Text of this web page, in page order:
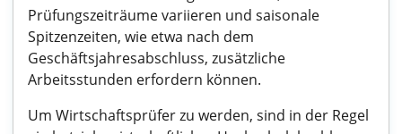
Prüfungszeiträume variieren und saisonale
Spitzenzeiten, wie etwa nach dem
Geschäftsjahresabschluss, zusätzliche
Arbeitsstunden erfordern können.
Um Wirtschaftsprüfer zu werden, sind in der Regel